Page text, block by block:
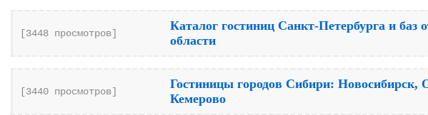
[3448 просмотров]
Каталог гостиниц Санкт-Петербурга и баз
области
[3440 просмотров]
Гостиницы городов Сибири: Новосибирск,
Кемерово